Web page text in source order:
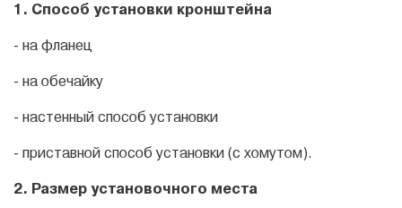
1. Способ установки кронштейна
- на фланец
- на обечайку
- настенный способ установки
- приставной способ установки (с хомутом).
2. Размер установочного места